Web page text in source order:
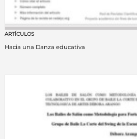
ARTÍCULOS
Hacia una Danza educativa